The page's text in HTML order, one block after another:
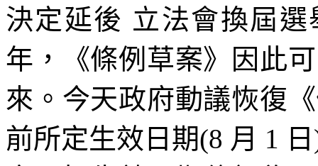
決定延後 立法會換屆
年，《條例草案》因此
來。今天政府動議恢復
前所定生效日期(8 月 1